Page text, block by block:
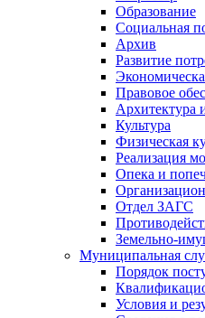
Образование
Социальная
Архив
Развитие
Правовое
Архитектура
Культура
Физическая
Реализация
Опека и
Отдел ЗАГС
Земельно-
Муниципальная
Порядок
Условия и